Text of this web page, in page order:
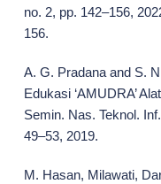
no. 2, pp. 142–156,
156.
A. G. Pradana and S.
Edukasi ‘AMUDRA’
Semin. Nas. Teknol.
49–53, 2019.
M. Hasan, Milawati,